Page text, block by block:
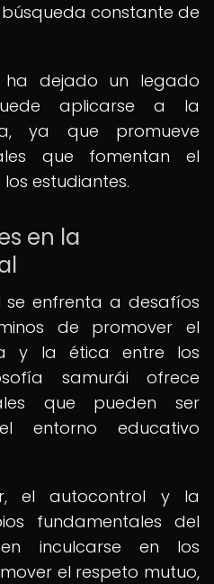
constante de
ha dejado un legado
aplicarse a la
ya que promueve
que fomentan el
estudiantes.
en la
se enfrenta a desafíos
de promover el
y la ética entre los
samurái ofrece
que pueden ser
entorno educativo
el autocontrol y la
fundamentales del
inculcarse en los
el respeto mutuo,